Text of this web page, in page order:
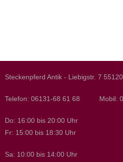
Steckenpferd Antik - Liebigstr. 7
Telefon: 06131-68 61 68 Mobil:
Do: 16:00 bis 20:00 Uhr
Fr: 15:00 bis 18:30 Uhr
Sa: 10:00 bis 14:00 Uhr